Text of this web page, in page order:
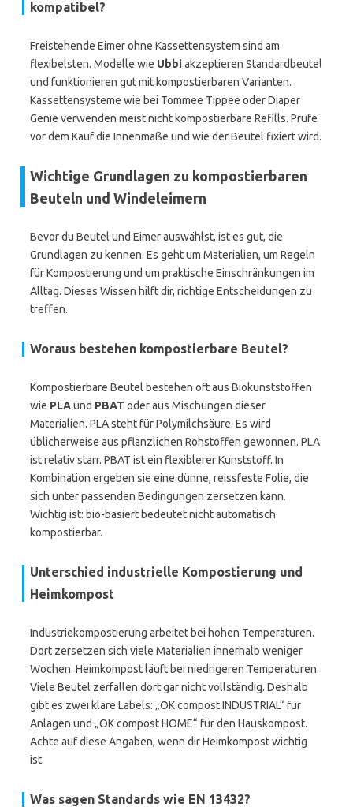
kompatibel?
Freistehende Eimer ohne Kassettensystem sind am
flexibelsten. Modelle wie Ubbiakzeptieren Standardbeutel
und funktionieren gut mit kompostierbaren Varianten.
Kassettensysteme wie bei Tommee Tippee oder Diaper
Genie verwenden meist nicht kompostierbare Refills. Prüfe
vor dem Kauf die Innenmaße und wie der Beutel fixiert wird.
Wichtige Grundlagen zu kompostierbaren
Beuteln und Windeleimern
Bevor du Beutel und Eimer auswählst, ist es gut, die
Grundlagen zu kennen. Es geht um Materialien, um Regeln
für Kompostierung und um praktische Einschränkungen im
Alltag. Dieses Wissen hilft dir, richtige Entscheidungen zu
treffen.
Woraus bestehen kompostierbare Beutel?
Kompostierbare Beutel bestehen oft aus Biokunststoffen
wie PLAund PBAT oder aus Mischungen dieser
Materialien. PLA steht für Polymilchsäure. Es wird
üblicherweise aus pflanzlichen Rohstoffen gewonnen. PLA
ist relativ starr. PBAT ist ein flexiblerer Kunststoff. In
Kombination ergeben sie eine dünne, reissfeste Folie, die
sich unter passenden Bedingungen zersetzen kann.
Wichtig ist: bio-basiert bedeutet nicht automatisch
kompostierbar.
Unterschied industrielle Kompostierung und
Heimkompost
Industriekompostierung arbeitet bei hohen Temperaturen.
Dort zersetzen sich viele Materialien innerhalb weniger
Wochen. Heimkompost läuft bei niedrigeren Temperaturen.
Viele Beutel zerfallen dort gar nicht vollständig. Deshalb
gibt es zwei klare Labels: „OK compost INDUSTRIAL“ für
Anlagen und „OK compost HOME“ für den Hauskompost.
Achte auf diese Angaben, wenn dir Heimkompost wichtig
ist.
Was sagen Standards wie EN 13432?